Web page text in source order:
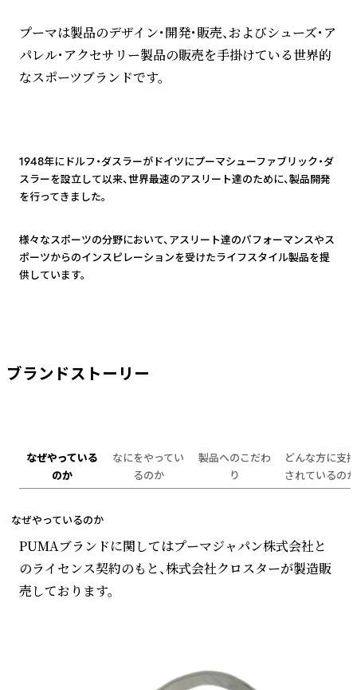
プーマは製品のデザイン・開発・販売、およびシューズ・ア
パレル・アクセサリー製品の販売を手掛けている世界的
なスポーツブランドです。
1948年にドルフ・ダスラーがドイツにプーマシューファブリック・ダ
スラーを設立して以来、世界最速のアスリート達のために、製品開発
を行ってきました。
様々なスポーツの分野において、アスリート達のパフォーマンスやス
ポーツからのインスピレーションを受けたライフスタイル製品を提
供しています。
ブランドストーリー
なぜやっている
のか
なにをやってい
るのか
製品へのこだわ
り
どんな方に支持
されているのか
なぜやっているのか
PUMAブランドに関してはプーマジャパン株式会社と
のライセンス契約のもと、株式会社クロスターが製造販
売しております。